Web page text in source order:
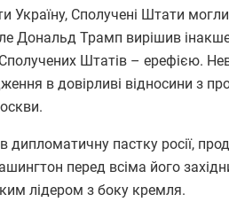
Сполучені Штати
Дональд Трамп вирішив
Штатів – ерефією.
в довірливі відносини з
дипломатичну пастку росії,
перед всіма його
лідером з боку кремля.